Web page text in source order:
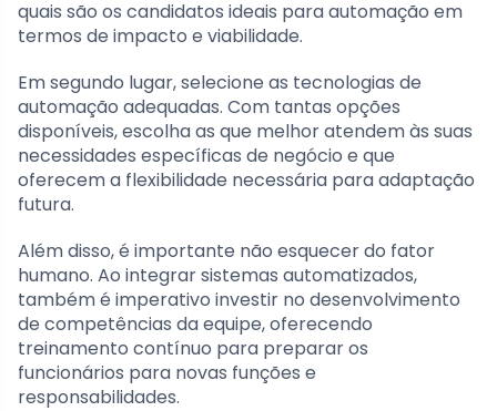
quais são os candidatos ideais para automação em
termos de impacto e viabilidade.
Em segundo lugar, selecione as tecnologias de
automação adequadas. Com tantas opções
disponíveis, escolha as que melhor atendem às suas
necessidades específicas de negócio e que
oferecem a flexibilidade necessária para adaptação
futura.
Além disso, é importante não esquecer do fator
humano. Ao integrar sistemas automatizados,
também é imperativo investir no desenvolvimento
de competências da equipe, oferecendo
treinamento contínuo para preparar os
funcionários para novas funções e
responsabilidades.